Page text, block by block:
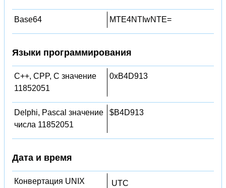
Base64 MTE4NTIwNTE=
Языки программирования
C++, CPP, C значение
11852051
0xB4D913
Delphi, Pascal значение
числа 11852051
$B4D913
Дата и время
Конвертация UNIX
UTC